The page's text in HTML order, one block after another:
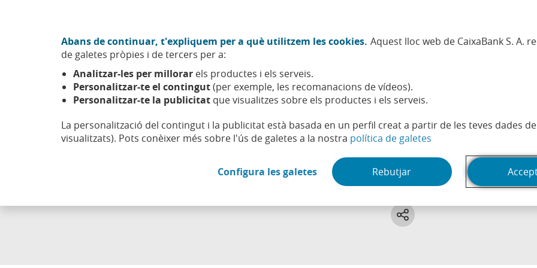
Abans de continuar, t'expliquem per a què utilitzem les cookies. Aquest lloc web de CaixaBank S. A.
de galetes pròpies i de tercers per a:
Analitzar-les per millorar els productes i els serveis.
Personalitzar-te el contingut(per exemple, les recomanacions de vídeos).
Personalitzar-te la publicitat que visualitzes sobre els productes i els serveis.
La personalització del contingut i la publicitat està basada en un perfil creat a partir de les teves dades
visualitzats). Pots conèixer més sobre l'ús de galetes a la nostra política de galetes
Configura les galetes(Obre en finestra nova)
Rebutjar
Sobre nosaltres Accionistes i inversors
Esfera Emprenedoria
Emprenedoria
Troba aquí tots els articles, vídeos i pòdcasts sobre emprenedoria a